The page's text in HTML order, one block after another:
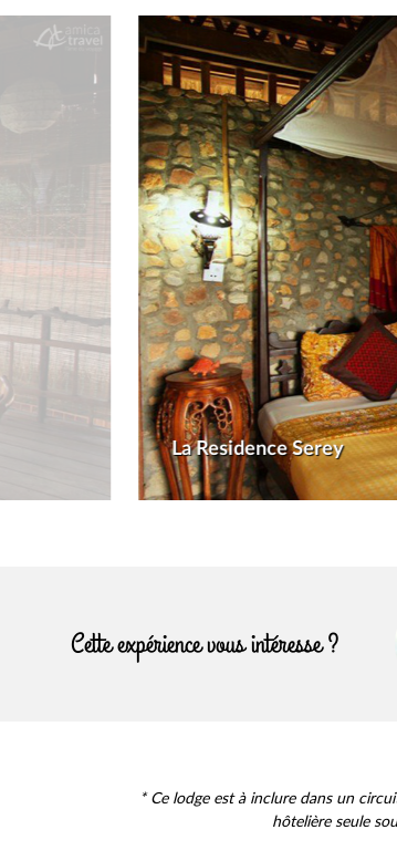
La Residence Serey
Cette expérience vous intéresse ?
* Ce lodge est à inclure dans un
hôtelière seule